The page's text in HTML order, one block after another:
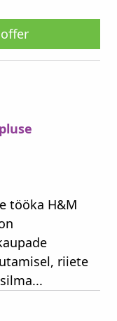
tööka H&M
riiete